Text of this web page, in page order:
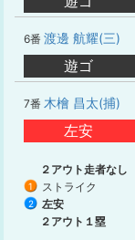
6番 渡邊 航耀(三)
遊ゴ
7番 木檜 昌太(捕)
左安
２アウト走者なし
1 ストライク
2
左安
２アウト１塁